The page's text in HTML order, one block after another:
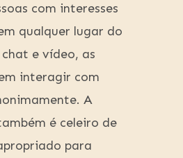
com interesses
qualquer lugar do
e vídeo, as
interagir com
A
é celeiro de
para